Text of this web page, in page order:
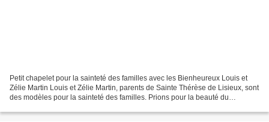
Petit chapelet pour la sainteté des familles avec les Bienheureux Louis et
Zélie Martin Louis et Zélie Martin, parents de Sainte Thérèse de Lisieux, sont
des modèles pour la sainteté des familles. Prions pour la beauté du